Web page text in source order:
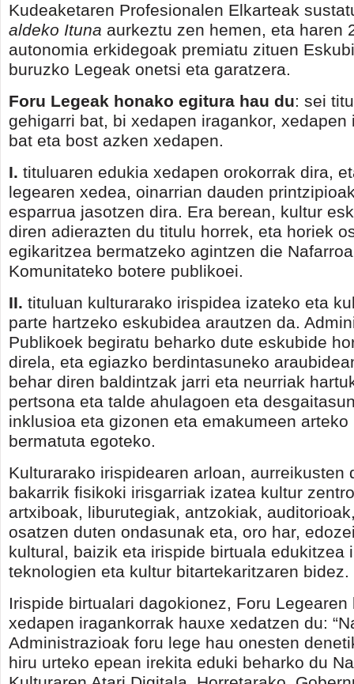
Kudeaketaren Profesionalen Elkarteak
aldeko Ituna aurkeztu zen hemen, eta haren
autonomia erkidegoak premiatu zituen
buruzko Legeak onetsi eta garatzera.
Foru Legeak honako egitura hau du: sei
gehigarri bat, bi xedapen iragankor, xedapen
bat eta bost azken xedapen.
I. tituluaren edukia xedapen orokorrak dira,
legearen xedea, oinarrian dauden
esparrua jasotzen dira. Era berean, kultur
diren adierazten du titulu horrek, eta horiek
egikaritzea bermatzeko agintzen die
Komunitateko botere publikoei.
II. tituluan kulturarako irispidea izateko eta
parte hartzeko eskubidea arautzen da.
Publikoek begiratu beharko dute eskubide
direla, eta egiazko berdintasuneko
behar diren baldintzak jarri eta neurriak
pertsona eta talde ahulagoen eta
inklusioa eta gizonen eta emakumeen arteko
bermatuta egoteko.
Kulturarako irispidearen arloan, aurreikusten
bakarrik fisikoki irisgarriak izatea kultur
artxiboak, liburutegiak, antzokiak,
osatzen duten ondasunak eta, oro har,
kultural, baizik eta irispide birtuala edukitzea
teknologien eta kultur bitartekaritzaren bidez.
Irispide birtualari dagokionez, Foru Legearen
xedapen iragankorrak hauxe xedatzen du:
Administrazioak foru lege hau onesten
hiru urteko epean irekita eduki beharko du